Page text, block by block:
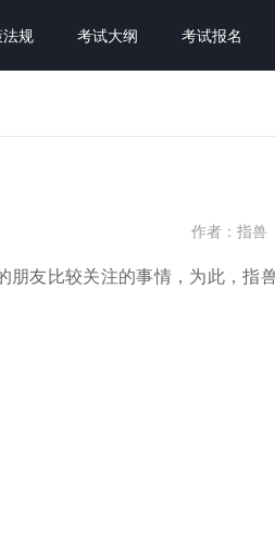
规 考试大纲 考试报名
作者：指兽
朋友比较关注的事情，为此，指